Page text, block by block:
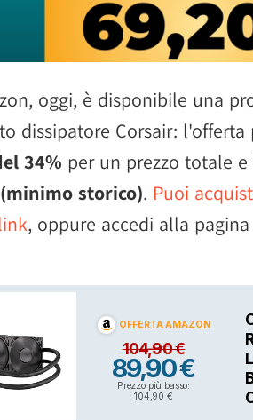
oggi, è disponibile una
dissipatore Corsair: l'offerta
34% per un prezzo totale
storico). Puoi
, oppure accedi alla